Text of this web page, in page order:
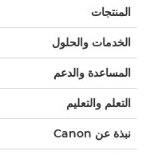
المنتجات
الخدمات والحلول
المساعدة والدعم
التعلم والتعليم
نبذة عن Canon